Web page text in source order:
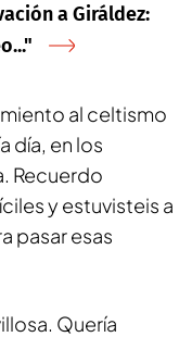
a Giráldez:
al celtismo
día, en los
Recuerdo
y estuvisteis a
pasar esas
Quería